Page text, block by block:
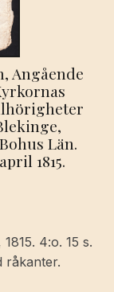
Angående
Län.
1815.
4:o. 15 s.
råkanter.